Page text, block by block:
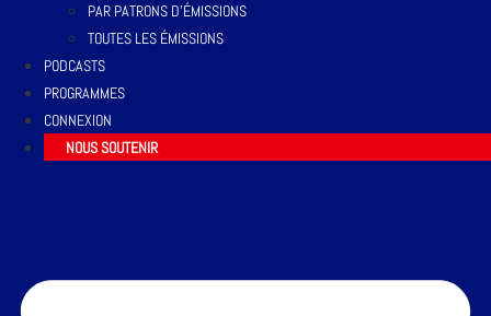
PAR PATRONS D’ÉMISSIONS
TOUTES LES ÉMISSIONS
PODCASTS
PROGRAMMES
CONNEXION
NOUS SOUTENIR